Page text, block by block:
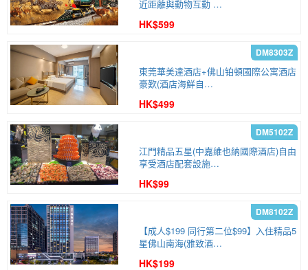
近距離與動物互動 …
HK$599
東莞華美達酒店+佛山铂頓國際公寓酒店
豪歎(酒店海鮮自…
HK$499
江門精品五星(中嘉維也納國際酒店)自由
享受酒店配套設施…
HK$99
【成人$199 同行第二位$99】入住精品5
星佛山南海(雅致酒…
HK$199